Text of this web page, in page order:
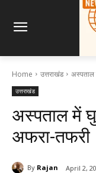
Home उत्तराखंड अस्पताल
उत्तराखंड
अस्पताल में
अफरा-तफरी
By Rajan April 2,